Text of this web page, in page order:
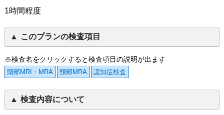
1時間程度
このプランの検査項目
※検査名をクリックすると検査項目の説明が出ます
頭部MRI・MRA 頸部MRA 認知症検査
検査内容について